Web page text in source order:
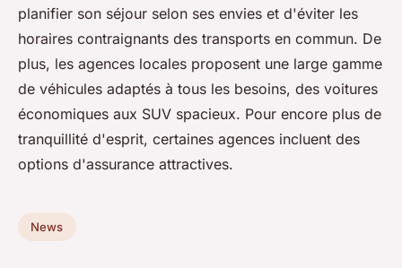
planifier son séjour selon ses envies et d'éviter les
horaires contraignants des transports en commun. De
plus, les agences locales proposent une large gamme
de véhicules adaptés à tous les besoins, des voitures
économiques aux SUV spacieux. Pour encore plus de
tranquillité d'esprit, certaines agences incluent des
options d'assurance attractives.
News